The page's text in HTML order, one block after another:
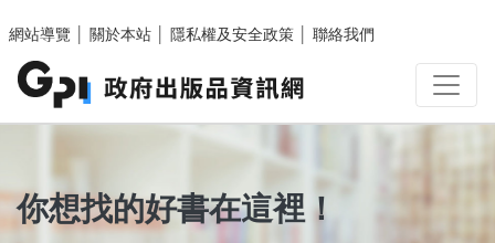
網站導覽
關於本站 隱私權及安全政策 聯絡我們
你想找的好書在這裡！